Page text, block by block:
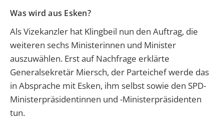
Was wird aus Esken?
Als Vizekanzler hat Klingbeil nun den Auftrag, die
weiteren sechs Ministerinnen und Minister
auszuwählen. Erst auf Nachfrage erklärte
Generalsekretär Miersch, der Parteichef werde das
in Absprache mit Esken, ihm selbst sowie den SPD-
Ministerpräsidentinnen und -Ministerpräsidenten
tun.